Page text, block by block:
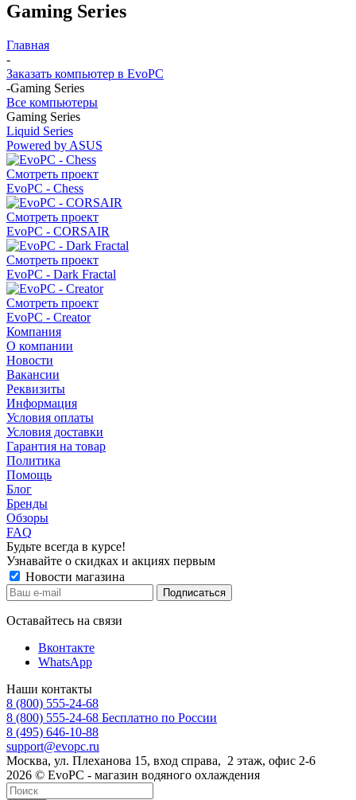
Gaming Series
Главная
-
Заказать компьютер в EvoPC
-Gaming Series
Все компьютеры
Gaming Series
Liquid Series
Powered by ASUS
Смотреть проект
EvoPC - Chess
Смотреть проект
EvoPC - CORSAIR
Смотреть проект
EvoPC - Dark Fractal
Смотреть проект
EvoPC - Creator
Компания
О компании
Новости
Вакансии
Реквизиты
Информация
Условия оплаты
Условия доставки
Гарантия на товар
Политика
Помощь
Блог
Бренды
Обзоры
FAQ
Будьте всегда в курсе!
Узнавайте о скидках и акциях первым
Новости магазина
Оставайтесь на связи
Вконтакте
WhatsApp
Наши контакты
8 (800) 555-24-68
8 (800) 555-24-68 Бесплатно по России
8 (495) 646-10-88
support@evopc.ru
Москва, ул. Плеханова 15, вход справа, 2 этаж, офис 2-6
2026 © EvoPC - магазин водяного охлаждения